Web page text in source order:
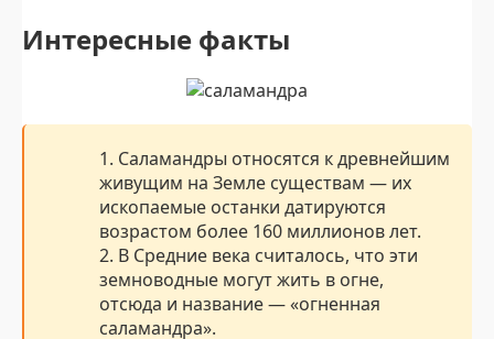
Интересные факты
1. Саламандры относятся к древнейшим
живущим на Земле существам — их
ископаемые останки датируются
возрастом более 160 миллионов лет.
2. В Средние века считалось, что эти
земноводные могут жить в огне,
отсюда и название — «огненная
саламандра».